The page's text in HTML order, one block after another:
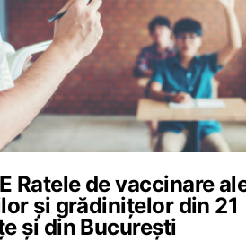
Ratele de vaccinare
și grădinițelor din 21
și din București